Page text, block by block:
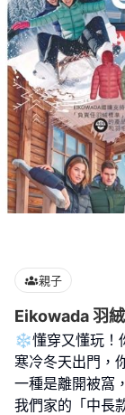
親子
Eikowada 羽絨
❄️懂穿又懂玩！
寒冷冬天出門，
一種是離開被
我們家的「中